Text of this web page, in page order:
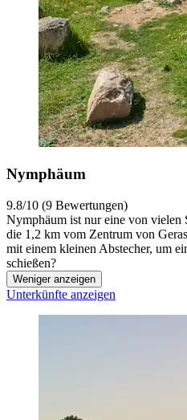
Nymphäum
9.8/10 (9 Bewertungen)
Nymphäum ist nur eine von vielen
die 1,2 km vom Zentrum von
mit einem kleinen Abstecher, um
schießen?
Weniger anzeigen
Unterkünfte anzeigen